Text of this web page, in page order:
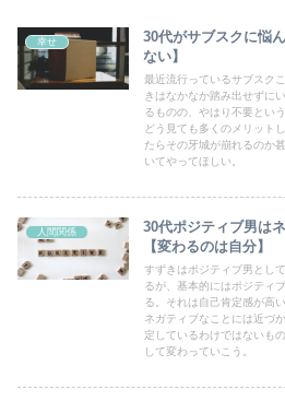
幸せ
30代がサブスクに悩
ない】
最近流行っているサブスク
きはなかなか踏み出せずに
るものの、やはり不要とい
どう見ても多くのメリット
たらその牙城が崩れるのか
いてやってほしい。
人間関係
30代ポジティブ男は
【変わるのは自分】
すずきはポジティブ男とし
るが、基本的にはポジティ
る。それは自己肯定感が高
ネガティブなことには近づ
定しているわけではないも
して変わっていこう。